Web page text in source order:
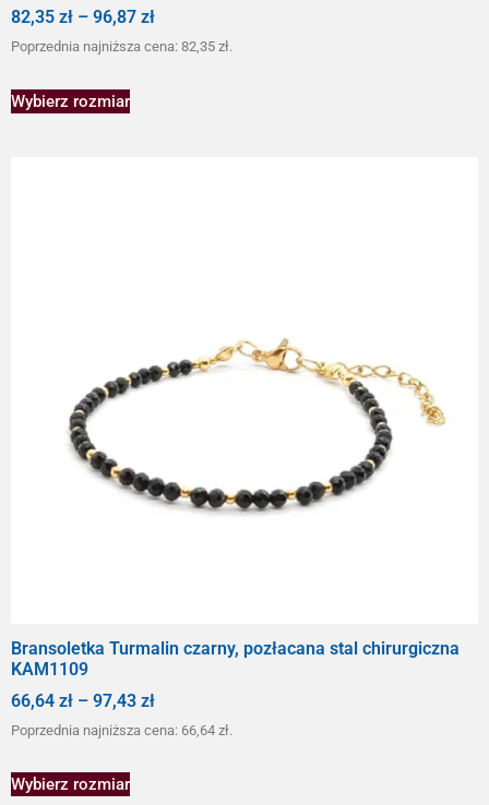
82,35 zł – 96,87 zł
Poprzednia najniższa cena: 82,35 zł.
Wybierz rozmiar
Bransoletka Turmalin czarny, pozłacana stal chirurgiczna
KAM1109
66,64 zł – 97,43 zł
Poprzednia najniższa cena: 66,64 zł.
Wybierz rozmiar